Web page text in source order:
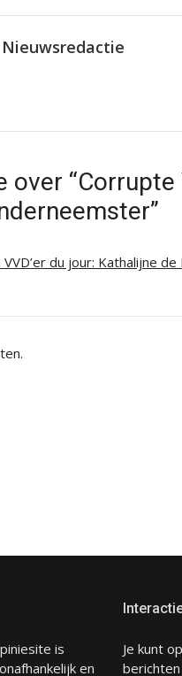
Nieuwsredactie
over
du jour: Kathalijne
is
en
Je kunt